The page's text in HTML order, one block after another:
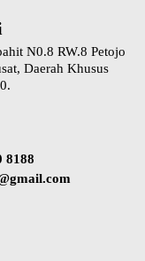
N0.8 RW.8 Petojo
Daerah Khusus
8188